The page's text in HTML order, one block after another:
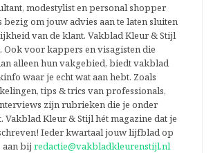
modestylist en personal shopper
bezig om jouw advies aan te laten sluiten
van de klant. Vakblad Kleur & Stijl
voor kappers en visagisten die
alleen hun vakgebied, biedt vakblad
waar je echt wat aan hebt. Zoals
tips & trics van professionals,
zijn rubrieken die je onder
Vakblad Kleur & Stijl hét magazine dat je
Ieder kwartaal jouw lijfblad op
aan bij redactie@vakbladkleurenstijl.nl